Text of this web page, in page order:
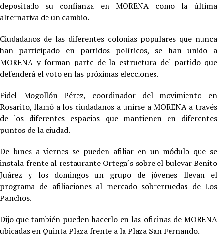
depositado su confianza en MORENA como la última
alternativa de un cambio.
Ciudadanos de las diferentes colonias populares que nunca
han participado en partidos políticos, se han unido a
MORENA y forman parte de la estructura del partido que
defenderá el voto en las próximas elecciones.
Fidel Mogollón Pérez, coordinador del movimiento en
Rosarito, llamó a los ciudadanos a unirse a MORENA a través
de los diferentes espacios que mantienen en diferentes
puntos de la ciudad.
De lunes a viernes se pueden afiliar en un módulo que se
instala frente al restaurante Ortega´s sobre el bulevar Benito
Juárez y los domingos un grupo de jóvenes llevan el
programa de afiliaciones al mercado sobrerruedas de Los
Panchos.
Dijo que también pueden hacerlo en las oficinas de MORENA
ubicadas en Quinta Plaza frente a la Plaza San Fernando.